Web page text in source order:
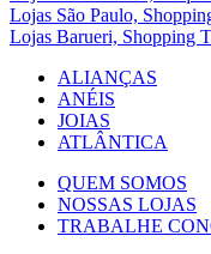
Lojas São Paulo,
Lojas Barueri, Shopping
ALIANÇAS
ANÉIS
JOIAS
ATLÂNTICA
QUEM SOMOS
NOSSAS LOJAS
TRABALHE